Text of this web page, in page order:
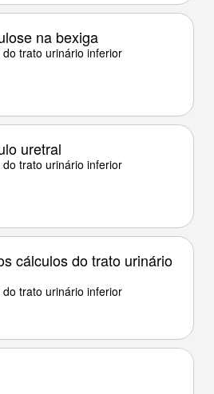
na bexiga
do trato urinário inferior
uretral
do trato urinário inferior
cálculos do trato urinário
do trato urinário inferior